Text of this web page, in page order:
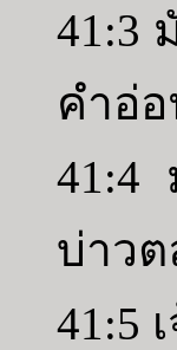
41:3
คำอ่
41:4
บ่าว
41:5